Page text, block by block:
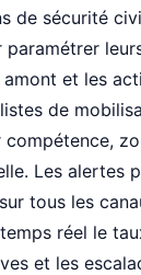
de sécurité
paramétrer
et les
de
Les alertes
tous les
réel le
et les